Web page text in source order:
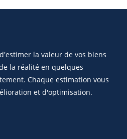
la valeur de vos biens
la réalité en quelques
Chaque estimation vous
et d'optimisation.